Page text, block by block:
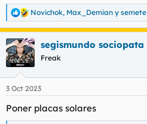
R
e
a
c
c
i
e
:
Novichok, Max_Demian y semete
segismundo sociopata
Freak
3 Oct 2023
Poner placas solares